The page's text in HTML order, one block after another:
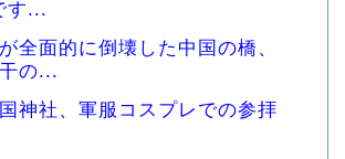
す...
全面的に倒壊した中国の橋、
の...
国神社、軍服コスプレでの参拝